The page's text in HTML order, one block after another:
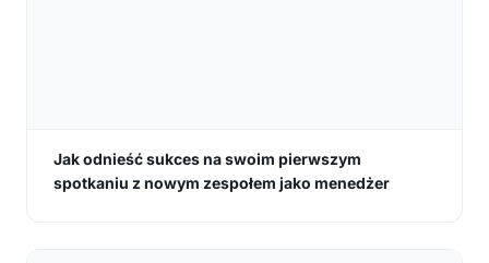
Jak odnieść sukces na swoim pierwszym
spotkaniu z nowym zespołem jako menedżer